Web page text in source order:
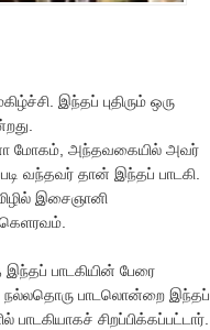
இந்தப் புதிரும் ஒரு
மோகம், அந்தவகையில் அவர்
வந்தவர் தான் இந்தப் பாடகி.
இசைஞானி
பாடகியின் பேரை
நல்லதொரு பாடலொன்றை இந்தப்
சிறப்பிக்கப்பட்டார்.